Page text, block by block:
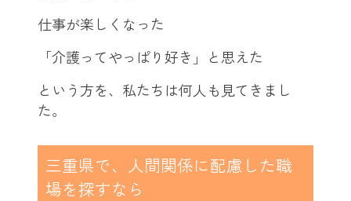
仕事が楽しくなった
「介護ってやっぱり好き」と思えた
という方を、私たちは何人も見てきまし
た。
三重県で、人間関係に配慮した職
場を探すなら